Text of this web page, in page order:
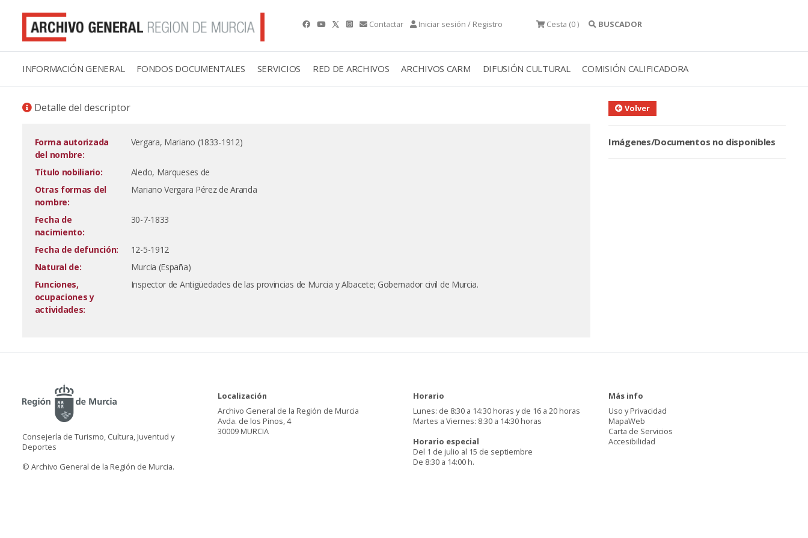
Contactar Iniciar sesión / Registro Cesta (0 ) BUSCADOR
INFORMACIÓN GENERAL FONDOS DOCUMENTALES SERVICIOS RED DE ARCHIVOS ARCHIVOS CARM DIFUSIÓN CULTURAL COMISIÓN CALIFICADORA
Detalle del descriptor
Forma autorizada
del nombre:
Vergara, Mariano (1833-1912)
Título nobiliario:
Aledo, Marqueses de
Otras formas del
nombre:
Mariano Vergara Pérez de Aranda
Fecha de
nacimiento:
30-7-1833
Fecha de defunción:
12-5-1912
Natural de:
Murcia (España)
Funciones,
ocupaciones y
actividades:
Inspector de Antigüedades de las provincias de Murcia y Albacete; Gobernador civil de Murcia.
Volver
Imágenes/Documentos no disponibles
Consejería de Turismo, Cultura, Juventud y
Deportes
© Archivo General de la Región de Murcia.
Localización
Archivo General de la Región de Murcia
Avda. de los Pinos, 4
30009 MURCIA
Horario
Lunes: de 8:30 a 14:30 horas y de 16 a 20 horas
Martes a Viernes: 8:30 a 14:30 horas
Horario especial
Del 1 de julio al 15 de septiembre
De 8:30 a 14:00 h.
Más info
Uso y Privacidad
MapaWeb
Carta de Servicios
Accesibilidad